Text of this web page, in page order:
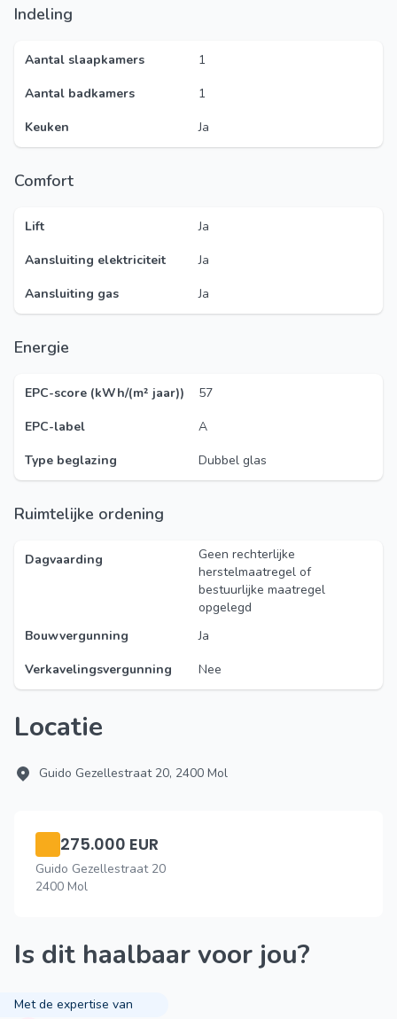
Indeling
Aantal slaapkamers
1
Aantal badkamers
1
Keuken
Ja
Comfort
Lift
Ja
Aansluiting elektriciteit
Ja
Aansluiting gas
Ja
Energie
EPC-score (kWh/(m² jaar))
57
EPC-label
A
Type beglazing
Dubbel glas
Ruimtelijke ordening
Dagvaarding
Geen rechterlijke
herstelmaatregel of
bestuurlijke maatregel
opgelegd
Bouwvergunning
Ja
Verkavelingsvergunning
Nee
Locatie
Guido Gezellestraat 20, 2400 Mol
275.000 EUR
Guido Gezellestraat 20
2400 Mol
Is dit haalbaar voor jou?
Met de expertise van